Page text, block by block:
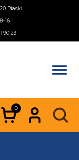
Piaski
16
90 23
0